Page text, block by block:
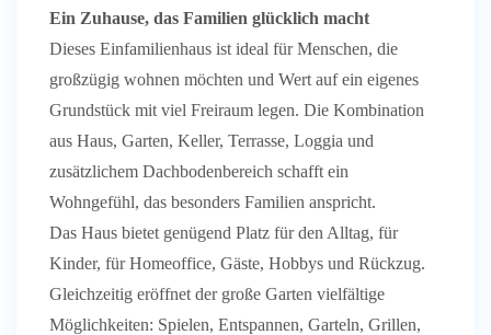
Ein Zuhause, das Familien glücklich macht
Dieses Einfamilienhaus ist ideal für Menschen, die
großzügig wohnen möchten und Wert auf ein eigenes
Grundstück mit viel Freiraum legen. Die Kombination
aus Haus, Garten, Keller, Terrasse, Loggia und
zusätzlichem Dachbodenbereich schafft ein
Wohngefühl, das besonders Familien anspricht.
Das Haus bietet genügend Platz für den Alltag, für
Kinder, für Homeoffice, Gäste, Hobbys und Rückzug.
Gleichzeitig eröffnet der große Garten vielfältige
Möglichkeiten: Spielen, Entspannen, Garteln, Grillen,